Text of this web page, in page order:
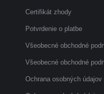
new new
new
Certifikát zhody
Potvrdenie o platbe
Všeobecné obchodné
Všeobecné obchodné
Ochrana osobných údajov